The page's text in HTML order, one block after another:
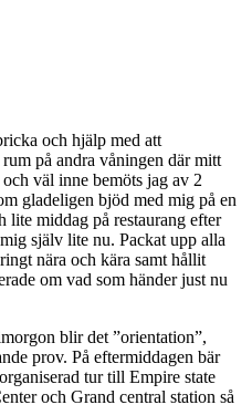
och hjälp med att
på andra våningen där mitt
väl inne bemöts jag av 2
gladeligen bjöd med mig på en
lite middag på restaurang efter
själv lite nu. Packat upp alla
nära och kära samt hållit
om vad som händer just nu
blir det ”orientation”,
prov. På eftermiddagen bär
tur till Empire state
och Grand central station så